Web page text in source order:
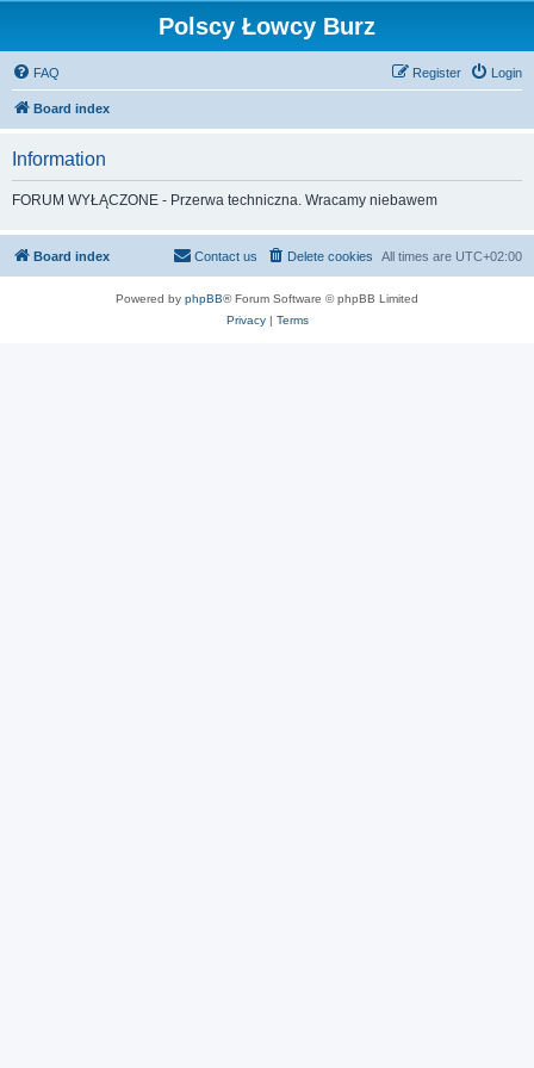
Polscy Łowcy Burz
FAQ Login
Register
Board index
Information
FORUM WYŁĄCZONE - Przerwa techniczna. Wracamy niebawem
Board index All times are UTC+02:00
Delete cookies
Contact us
Powered by phpBB® Forum Software © phpBB Limited
Privacy| Terms